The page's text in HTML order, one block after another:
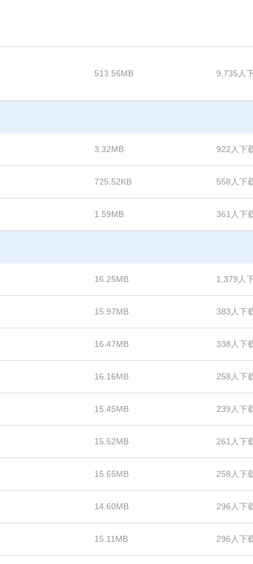
513.56MB 9,735人
3.32MB 922人下
725.52KB 558人下
1.59MB 361人下
16.25MB 1,379人
15.97MB 383人下
16.47MB 338人下
16.16MB 258人下
15.45MB 239人下
15.52MB 261人下
15.65MB 258人下
14.60MB 296人下
15.11MB 296人下